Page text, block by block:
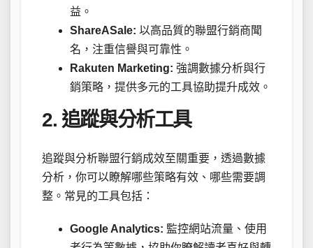
益。
ShareASale: 以高品質的聯盟行銷商聞
名，注重信譽與可靠性。
Rakuten Marketing: 強調數據分析與行
銷策略，提供多元的工具協助提升成效。
2. 追蹤與分析工具
追蹤與分析聯盟行銷成效至關重要，透過數據
分析，你可以瞭解哪些策略有效、哪些需要調
整。常見的工具包括：
Google Analytics: 監控網站流量、使用